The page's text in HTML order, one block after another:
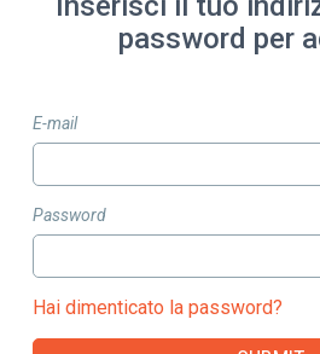
password per
E-mail
Password
Hai dimenticato la password?